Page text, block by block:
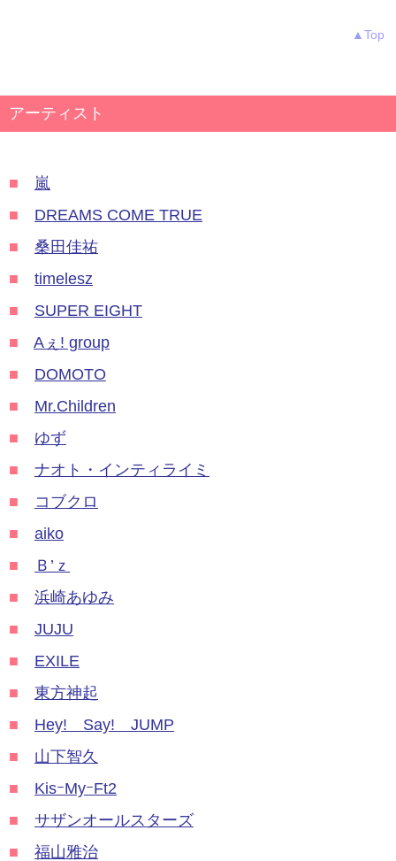
▲Top
アーティスト
■
嵐
■
DREAMS COME TRUE
■
桑田佳祐
■
timelesz
■
SUPER EIGHT
■
Aぇ! group
■
DOMOTO
■
Mr.Children
■
ゆず
■
ナオト・インティライミ
■
コブクロ
■
aiko
■
Ｂ’ｚ
■
浜崎あゆみ
■
JUJU
■
EXILE
■
東方神起
■
Hey! Say! JUMP
■
山下智久
■
KisｰMyｰFt2
■
サザンオールスターズ
■
福山雅治